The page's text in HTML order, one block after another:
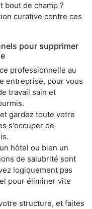
bout de champ ?
curative contre ces
pour supprimer
professionnelle au
entreprise, pour vous
travail sain et
gardez toute votre
s'occuper de
hôtel ou bien un
de salubrité sont
logiquement pas
pour éliminer vite
structure, et faites